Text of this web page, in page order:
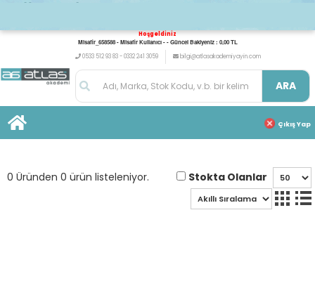
Hoşgeldiniz
Misafir_658588 - Misafir Kullanıcı - - Güncel Bakiyeniz : 0,00 TL
0533 512 93 83 - 0332 241 3059
bilgi@atlasakademiyayin.com
ARA
Çıkış Yap
0 Üründen 0 ürün listeleniyor. Stokta Olanlar